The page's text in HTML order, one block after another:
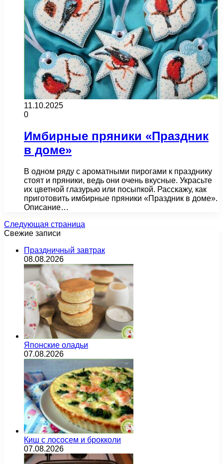
11.10.2025
0
Имбирные пряники «Праздник
в доме»
В одном ряду с ароматными пирогами к празднику
стоят и пряники, ведь они очень вкусные. Украсьте
их цветной глазурью или посыпкой. Расскажу, как
приготовить имбирные пряники «Праздник в доме».
Описание…
Следующая страница
Свежие записи
Праздничный завтрак
08.08.2026
Японские оладьи
07.08.2026
Киш с лососем и брокколи
07.08.2026